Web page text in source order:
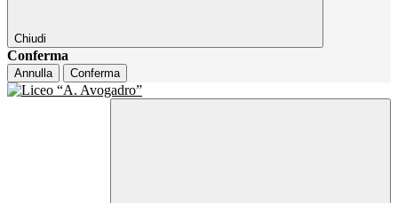
Chiudi
Conferma
Annulla Conferma